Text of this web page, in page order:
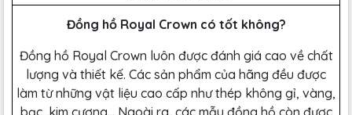
Đồng hồ Royal Crown có tốt không?
Đồng hồ Royal Crown luôn được đánh giá cao về chất
lượng và thiết kế. Các sản phẩm của hãng đều được
làm từ những vật liệu cao cấp như thép không gỉ, vàng,
bạc, kim cương… Ngoài ra, các mẫu đồng hồ còn được